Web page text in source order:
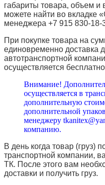
габариты товара, объем
можете найти во вкладке
менеджера +7 915 830-18-
При покупке товара на
единовременно доставка
автотранспортной
осуществляется
Внимание!
осуществляется в
дополнительную
дополнительной
менеджеру
компанию.
В день когда товар (груз)
транспортной компании,
ТК. После этого вам
доставки и получить груз.